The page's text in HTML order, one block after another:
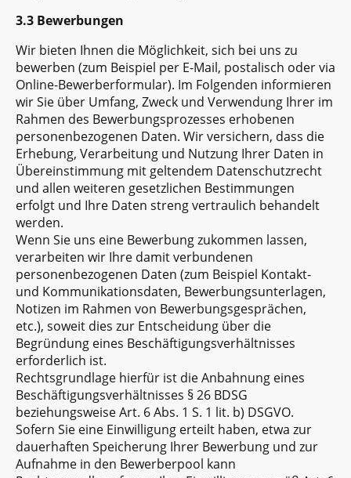
3.3 Bewerbungen
Wir bieten Ihnen die Möglichkeit, sich bei uns zu
bewerben (zum Beispiel per E-Mail, postalisch oder via
Online-Bewerberformular). Im Folgenden informieren
wir Sie über Umfang, Zweck und Verwendung Ihrer im
Rahmen des Bewerbungsprozesses erhobenen
personenbezogenen Daten. Wir versichern, dass die
Erhebung, Verarbeitung und Nutzung Ihrer Daten in
Übereinstimmung mit geltendem Datenschutzrecht
und allen weiteren gesetzlichen Bestimmungen
erfolgt und Ihre Daten streng vertraulich behandelt
werden.
Wenn Sie uns eine Bewerbung zukommen lassen,
verarbeiten wir Ihre damit verbundenen
personenbezogenen Daten (zum Beispiel Kontakt-
und Kommunikationsdaten, Bewerbungsunterlagen,
Notizen im Rahmen von Bewerbungsgesprächen,
etc.), soweit dies zur Entscheidung über die
Begründung eines Beschäftigungsverhältnisses
erforderlich ist.
Rechtsgrundlage hierfür ist die Anbahnung eines
Beschäftigungsverhältnisses § 26 BDSG
beziehungsweise Art. 6 Abs. 1 S. 1 lit. b) DSGVO.
Sofern Sie eine Einwilligung erteilt haben, etwa zur
dauerhaften Speicherung Ihrer Bewerbung und zur
Aufnahme in den Bewerberpool kann